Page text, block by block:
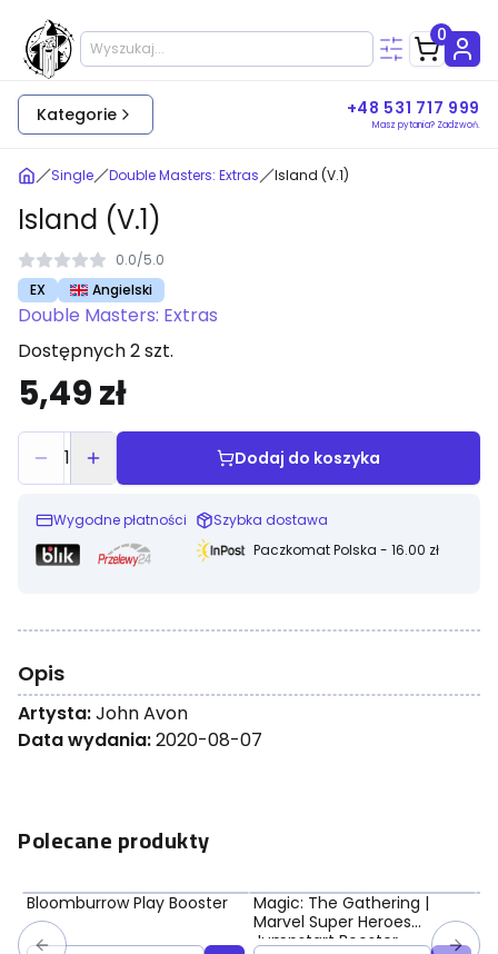
0
Kategorie +48 531 717 999
Masz pytania? Zadzwoń.
Single Double Masters: Extras Island (V.1)
Island (V.1)
0.0/5.0
EX
Angielski
Double Masters: Extras
Dostępnych 2 szt.
5,49 zł
1 Dodaj do koszyka
Wygodne płatności
Szybka dostawa
Paczkomat Polska - 16.00 zł
Opis
Artysta:John Avon
Data wydania:2020-08-07
Polecane produkty
Bloomburrow Play Booster
Magic: The Gathering |
Marvel Super Heroes
Jumpstart Booster